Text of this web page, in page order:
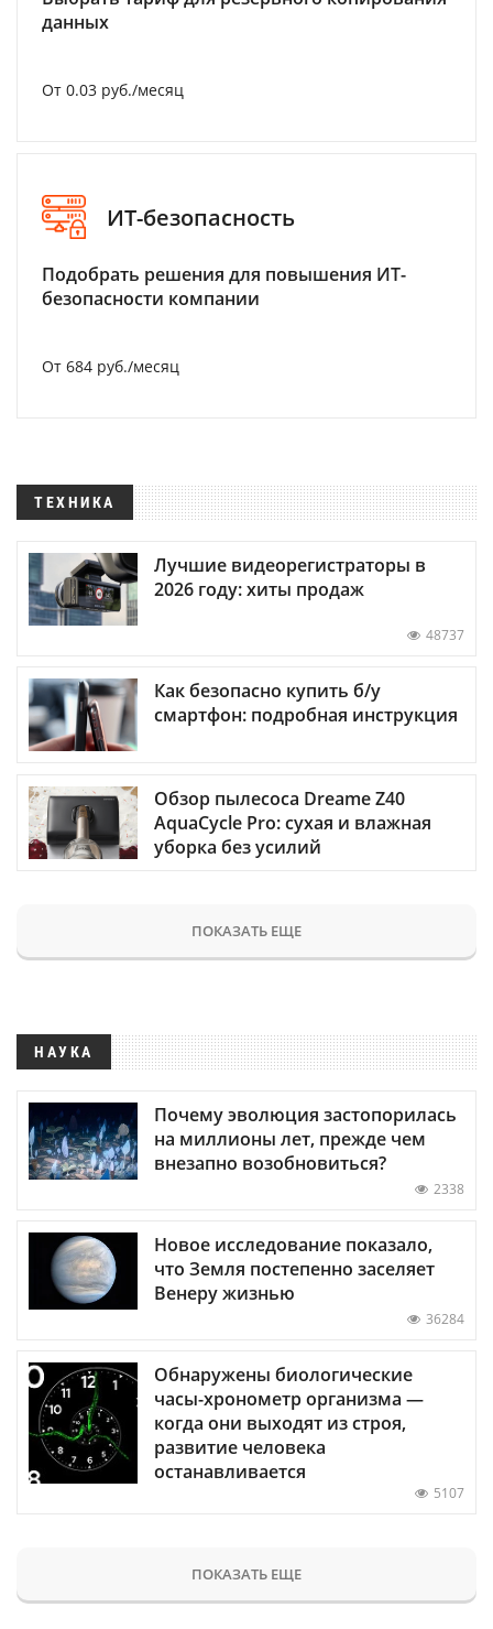
данных
От 0.03 руб./месяц
ИТ-безопасность
Подобрать решения для повышения ИТ-
безопасности компании
От 684 руб./месяц
ТЕХНИКА
Лучшие видеорегистраторы в
2026 году: хиты продаж
48737
Как безопасно купить б/у
смартфон: подробная инструкция
Обзор пылесоса Dreame Z40
AquaCycle Pro: сухая и влажная
уборка без усилий
ПОКАЗАТЬ ЕЩЕ
НАУКА
Почему эволюция застопорилась
на миллионы лет, прежде чем
внезапно возобновиться?
2338
Новое исследование показало,
что Земля постепенно заселяет
Венеру жизнью
36284
Обнаружены биологические
часы-хронометр организма —
когда они выходят из строя,
развитие человека
останавливается
5107
ПОКАЗАТЬ ЕЩЕ